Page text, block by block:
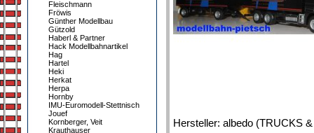
Fleischmann
Fröwis
Günther Modellbau
Gützold
Haberl & Partner
Hack Modellbahnartikel
Hag
Hartel
Heki
Herkat
Herpa
Hornby
IMU-Euromodell-Stettnisch
Jouef
Kornberger, Veit
Krauthauser
Hersteller: albedo (TRUCKS